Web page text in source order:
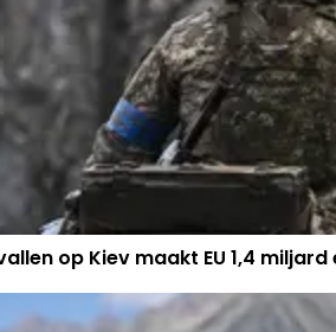
op Kiev maakt EU 1,4